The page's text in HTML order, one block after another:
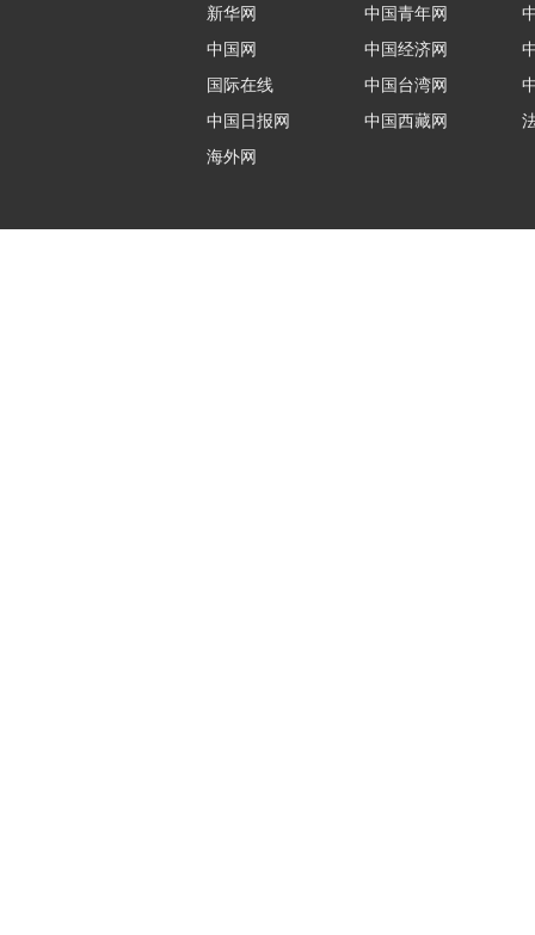
新华网
中国网
国际在线
中国日报网
海外网
中国青年网
中国经济网
中国台湾网
中国西藏网